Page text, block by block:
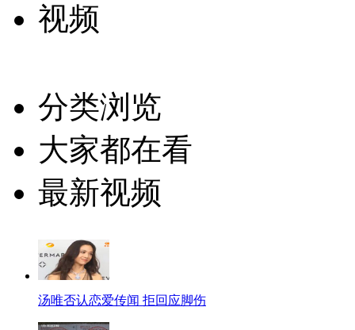
视频
分类浏览
大家都在看
最新视频
汤唯否认恋爱传闻 拒回应脚伤